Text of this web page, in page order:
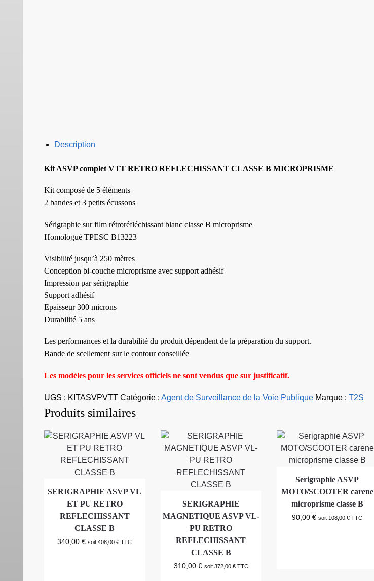
Description
Kit ASVP complet VTT RETRO REFLECHISSANT CLASSE B MICROPRISME
Kit composé de 5 éléments
2 bandes et 3 petits écussons
Sérigraphie sur film rétroréfléchissant blanc classe B microprisme
Homologué TPESC B13223
Visibilité jusqu’à 250 mètres
Conception bi-couche microprisme avec support adhésif
Impression par sérigraphie
Support adhésif
Epaisseur 300 microns
Durabilité 5 ans
Les performances et la durabilité du produit dépendent de la préparation du support.
Bande de scellement sur le contour conseillée
Les modèles pour les services officiels ne sont vendus que sur justificatif.
UGS : KITASVPVTT Catégorie : Agent de Surveillance de la Voie Publique Marque : T2S
Produits similaires
SERIGRAPHIE ASVP VL
ET PU RETRO
REFLECHISSANT
CLASSE B
340,00€ soit408,00€ TTC
SERIGRAPHIE
MAGNETIQUE ASVP VL-
PU RETRO
REFLECHISSANT
CLASSE B
310,00 € soit 372,00 €TTC
Serigraphie ASVP
MOTO/SCOOTER carene
microprisme classe B
90,00€ soit 108,00€ TTC